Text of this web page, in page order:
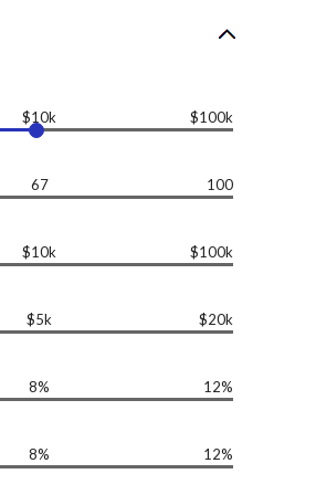
$10k $100k
67 100
$10k $100k
$5k $20k
8% 12%
8% 12%